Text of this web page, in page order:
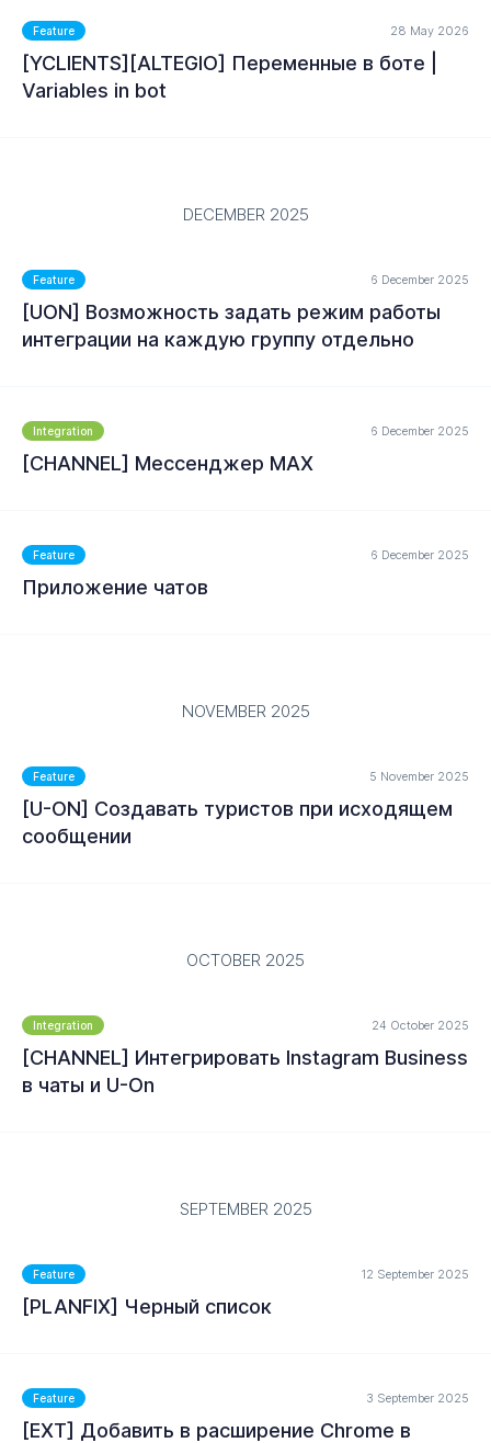
• Теперь можно запросить повторно код для
верификации почты
• Подключенные интеграции отображаются первыми в
• Добавлены уровни партнёра с увеличенным %
MORE
Feature 28 May 2026
[YCLIENTS][ALTEGIO] Переменные в боте |
Variables in bot
MORE
DECEMBER 2025
Feature 6 December 2025
[UON] Возможность задать режим работы
интеграции на каждую группу отдельно
Integration 6 December 2025
[CHANNEL] Мессенджер MAX
Feature 6 December 2025
Приложение чатов
NOVEMBER 2025
Feature 5 November 2025
[U-ON] Создавать туристов при исходящем
сообщении
OCTOBER 2025
Integration 24 October 2025
[CHANNEL] Интегрировать Instagram Business
в чаты и U-On
SEPTEMBER 2025
Feature 12 September 2025
[PLANFIX] Черный список
Feature 3 September 2025
[EXT] Добавить в расширение Chrome в